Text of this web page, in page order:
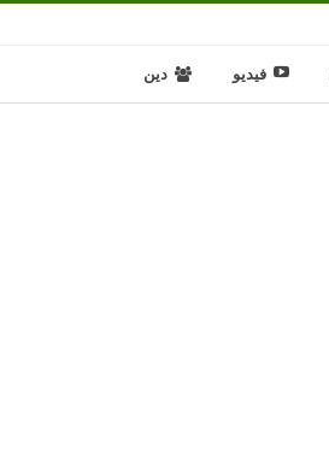
فيديو دين